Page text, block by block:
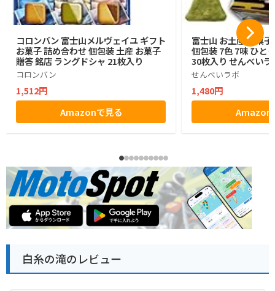
コロンバン 富士山メルヴェイユ ギフト
お菓子 詰め合わせ 個包装 土産 お菓子
贈答 銘店 ラングドシャ 21枚入り
コロンバン
1,512円
Amazonで見る
富士山 お土産 お菓
個包装 7色 7味 ひと
30枚入り せんべいラ
せんべいラボ
1,480円
Amazon
白糸の滝のレビュー